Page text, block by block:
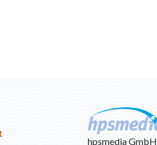
hpsmedia GmbH